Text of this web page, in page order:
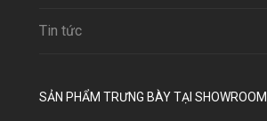
Tin tức
SẢN PHẨM TRƯNG BÀY TẠI SHOWROOM